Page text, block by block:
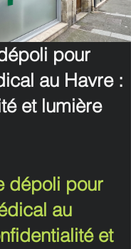
pour
au Havre :
et lumière
dépoli pour
au
et